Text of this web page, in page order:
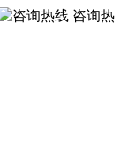
咨询热